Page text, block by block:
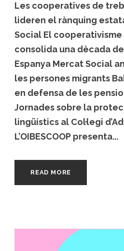
Les cooperatives de
lideren el rànquing
Social El
consolida una dècada
Espanya Mercat Social
les persones migrants
en defensa de les
Jornades sobre la
lingüístics al Col·legi
L’OIBESCOOP presenta...
READ MORE